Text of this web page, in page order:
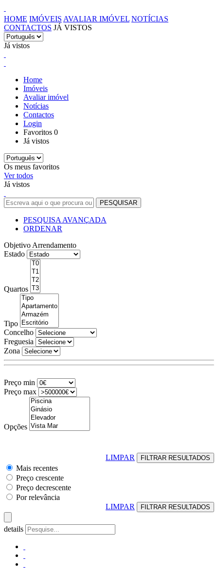
HOME IMÓVEIS AVALIAR IMÓVEL NOTÍCIAS
CONTACTOS JÁ VISTOS
Já vistos
Home
Imóveis
Avaliar imóvel
Notícias
Contactos
Login
Favoritos 0
Já vistos
Os meus favoritos
Ver todos
Já vistos
PESQUISA AVANÇADA
ORDENAR
Objetivo Arrendamento
Estado
Quartos
Tipo
Concelho
Freguesia
Zona
Preço min
Preço max
Opções
LIMPAR
Mais recentes
Preço crescente
Preço decrescente
Por relevância
LIMPAR
details